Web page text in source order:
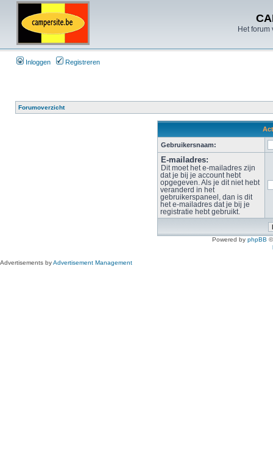
Het
Inloggen Registreren
Forumoverzicht
Gebruikersnaam:
E-mailadres:
Dit moet het e-mailadres zijn
dat je bij je account hebt
opgegeven. Als je dit niet hebt
veranderd in het
gebruikerspaneel, dan is dit
het e-mailadres dat je bij je
registratie hebt gebruikt.
Powered by phpBB
Advertisements byAdvertisement Management